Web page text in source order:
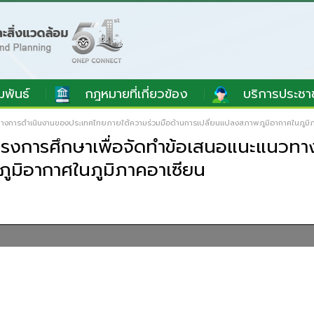
พันธ์ กฎหมายที่เกี่ยวข้อง บริการประช
การดำเนินงานของประเทศไทยภายใต้ความร่วมมือด้านการเปลี่ยนแปลงสภาพภูมิอากาศในภูมิ
การศึกษาเพื่อจัดทำข้อเสนอแนะแนวทา
อากาศในภูมิภาคอาเซียน